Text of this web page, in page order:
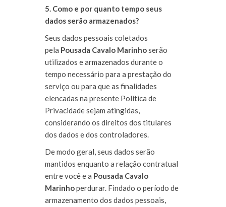
5. Como e por quanto tempo seus
dados serão armazenados?
Seus dados pessoais coletados
pela Pousada Cavalo Marinhoserão
utilizados e armazenados durante o
tempo necessário para a prestação do
serviço ou para que as finalidades
elencadas na presente Política de
Privacidade sejam atingidas,
considerando os direitos dos titulares
dos dados e dos controladores.
De modo geral, seus dados serão
mantidos enquanto a relação contratual
entre você e a Pousada Cavalo
Marinhoperdurar. Findado o período de
armazenamento dos dados pessoais,